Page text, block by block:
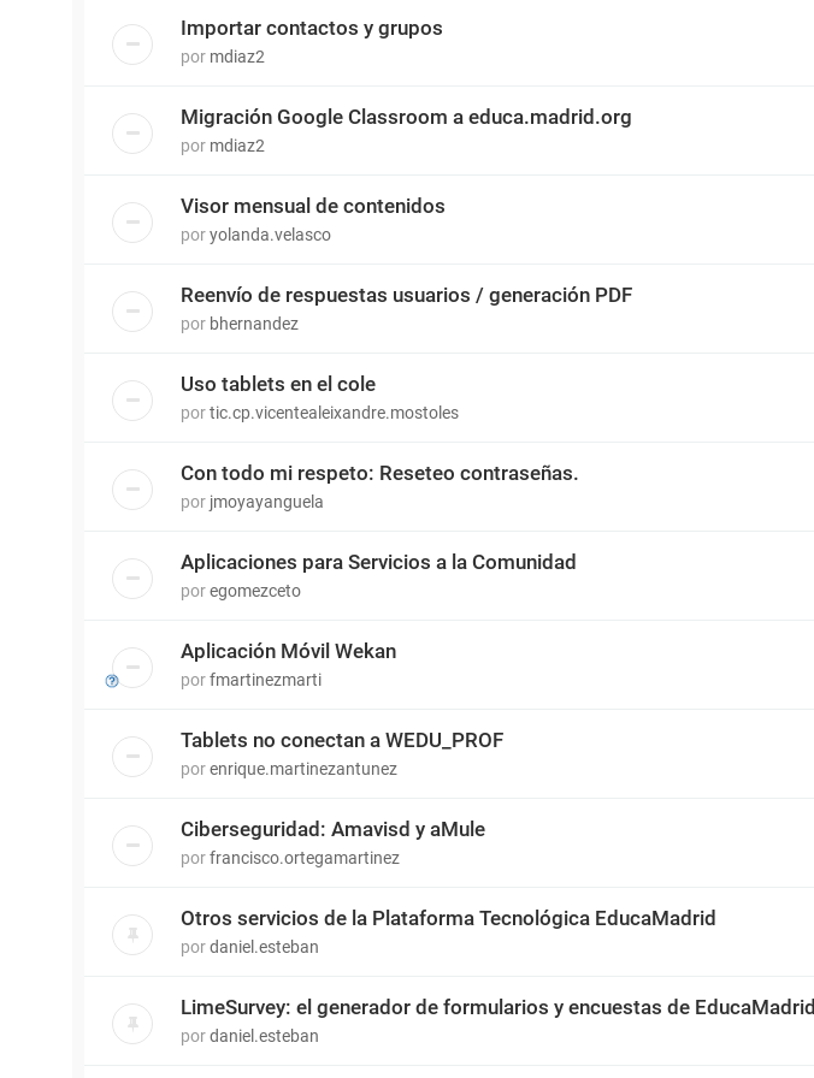
Importar contactos y grupos
por mdiaz2
Migración Google Classroom a educa.madrid.org
por mdiaz2
Visor mensual de contenidos
poryolanda.velasco
Reenvío de respuestas usuarios / generación PDF
por bhernandez
Uso tablets en el cole
portic.cp.vicentealeixandre.mostoles
Con todo mi respeto: Reseteo contraseñas.
por jmoyayanguela
Aplicaciones para Servicios a la Comunidad
poregomezceto
Aplicación Móvil Wekan
porfmartinezmarti
Tablets no conectan a WEDU_PROF
porenrique.martinezantunez
Ciberseguridad: Amavisd y aMule
porfrancisco.ortegamartinez
Otros servicios de la Plataforma Tecnológica EducaMadrid
pordaniel.esteban
LimeSurvey: el generador de formularios y encuestas de EducaMadrid
pordaniel.esteban